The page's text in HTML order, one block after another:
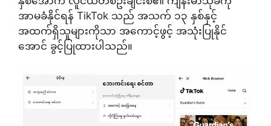
အာမခံနိုင်ရန် TikTok သည် အသက် ၁၃ နှစ်နှင့်
အထက်ရှိသူများကိုသာ အကောင့်ဖွင့် အသုံးပြုနိုင်
အောင် ခွင့်ပြုထားပါသည်။